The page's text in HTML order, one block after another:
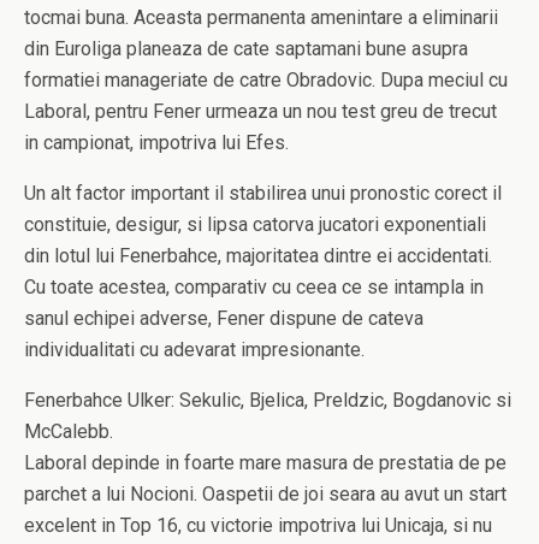
tocmai buna. Aceasta permanenta amenintare a eliminarii
din Euroliga planeaza de cate saptamani bune asupra
formatiei manageriate de catre Obradovic. Dupa meciul cu
Laboral, pentru Fener urmeaza un nou test greu de trecut
in campionat, impotriva lui Efes.
Un alt factor important il stabilirea unui pronostic corect il
constituie, desigur, si lipsa catorva jucatori exponentiali
din lotul lui Fenerbahce, majoritatea dintre ei accidentati.
Cu toate acestea, comparativ cu ceea ce se intampla in
sanul echipei adverse, Fener dispune de cateva
individualitati cu adevarat impresionante.
Fenerbahce Ulker: Sekulic, Bjelica, Preldzic, Bogdanovic si
McCalebb.
Laboral depinde in foarte mare masura de prestatia de pe
parchet a lui Nocioni. Oaspetii de joi seara au avut un start
excelent in Top 16, cu victorie impotriva lui Unicaja, si nu